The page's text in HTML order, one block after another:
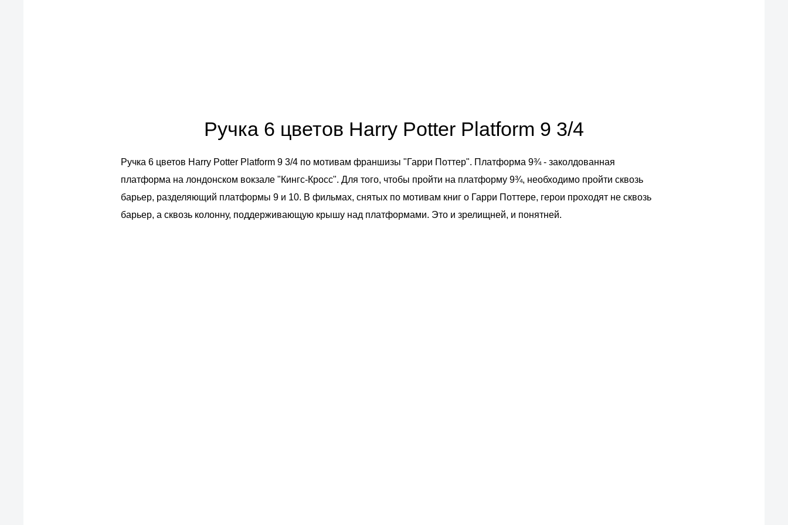
Ручка 6 цветов Harry Potter Platform 9 3/4
Ручка 6 цветов Harry Potter Platform 9 3/4 по мотивам франшизы "Гарри Поттер". Платформа 9¾ - заколдованная
платформа на лондонском вокзале "Кингс-Кросс". Для того, чтобы пройти на платформу 9¾, необходимо пройти сквозь
барьер, разделяющий платформы 9 и 10. В фильмах, снятых по мотивам книг о Гарри Поттере, герои проходят не сквозь
барьер, а сквозь колонну, поддерживающую крышу над платформами. Это и зрелищней, и понятней.